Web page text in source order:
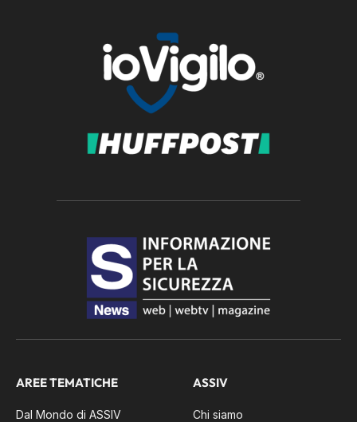
AREE TEMATICHE
Dal Mondo di ASSIV
ASSIV
Chi siamo